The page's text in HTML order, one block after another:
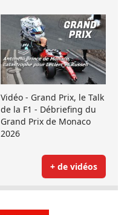
Vidéo - Grand Prix, le Talk
de la F1 - Débriefing du
Grand Prix de Monaco
2026
+ de vidéos